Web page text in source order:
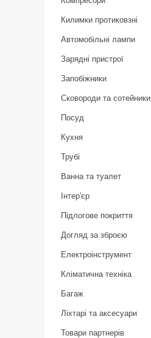
Килимки протиковзні
Автомобільні лампи
Зарядні пристрої
Запобіжники
Сковороди та сотейники
Посуд
Кухня
Трубі
Ванна та туалет
Інтер'єр
Підлогове покриття
Догляд за зброєю
Електроінструмент
Кліматична техніка
Багаж
Ліхтарі та аксесуари
Товари партнерів